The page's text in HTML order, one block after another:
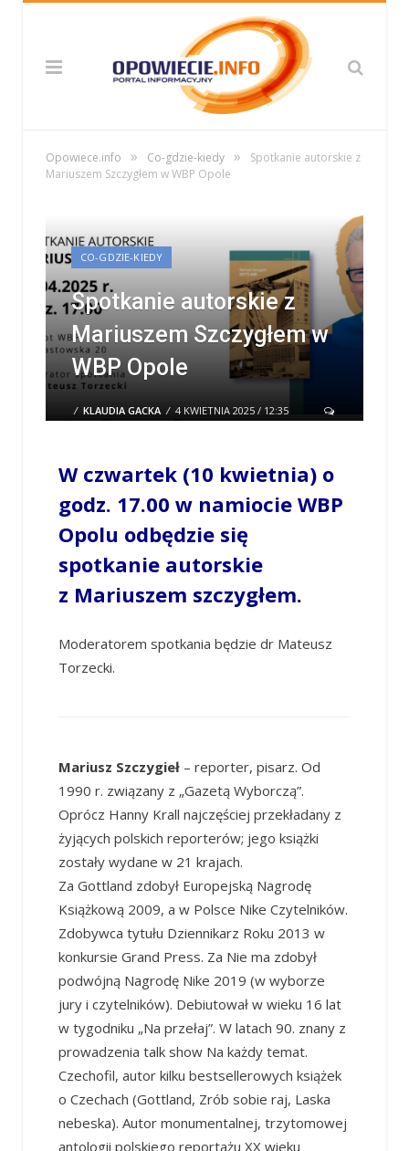
Opowiece.info » Co-gdzie-kiedy »
Spotkanie autorskie z
Mariuszem Szczygłem w WBP Opole
CO-GDZIE-KIEDY
Spotkanie autorskie z
Mariuszem Szczygłem w
WBP Opole
/ KLAUDIA GACKA / 4 KWIETNIA 2025 / 12:35
0 COMMENTS
W czwartek (10 kwietnia) o
godz. 17.00 w namiocie WBP
Opolu odbędzie się
spotkanie autorskie
z Mariuszem szczygłem.
Moderatorem spotkania będzie dr Mateusz
Torzecki.
Mariusz Szczygieł – reporter, pisarz. Od
1990 r. związany z „Gazetą Wyborczą”.
Oprócz Hanny Krall najczęściej przekładany z
żyjących polskich reporterów; jego książki
zostały wydane w 21 krajach.
Za Gottland zdobył Europejską Nagrodę
Książkową 2009, a w Polsce Nike Czytelników.
Zdobywca tytułu Dziennikarz Roku 2013 w
konkursie Grand Press. Za Nie ma zdobył
podwójną Nagrodę Nike 2019 (w wyborze
jury i czytelników). Debiutował w wieku 16 lat
w tygodniku „Na przełaj”. W latach 90. znany z
prowadzenia talk show Na każdy temat.
Czechofil, autor kilku bestsellerowych książek
o Czechach (Gottland, Zrób sobie raj, Laska
nebeska). Autor monumentalnej, trzytomowej
antologii polskiego reportażu XX wieku